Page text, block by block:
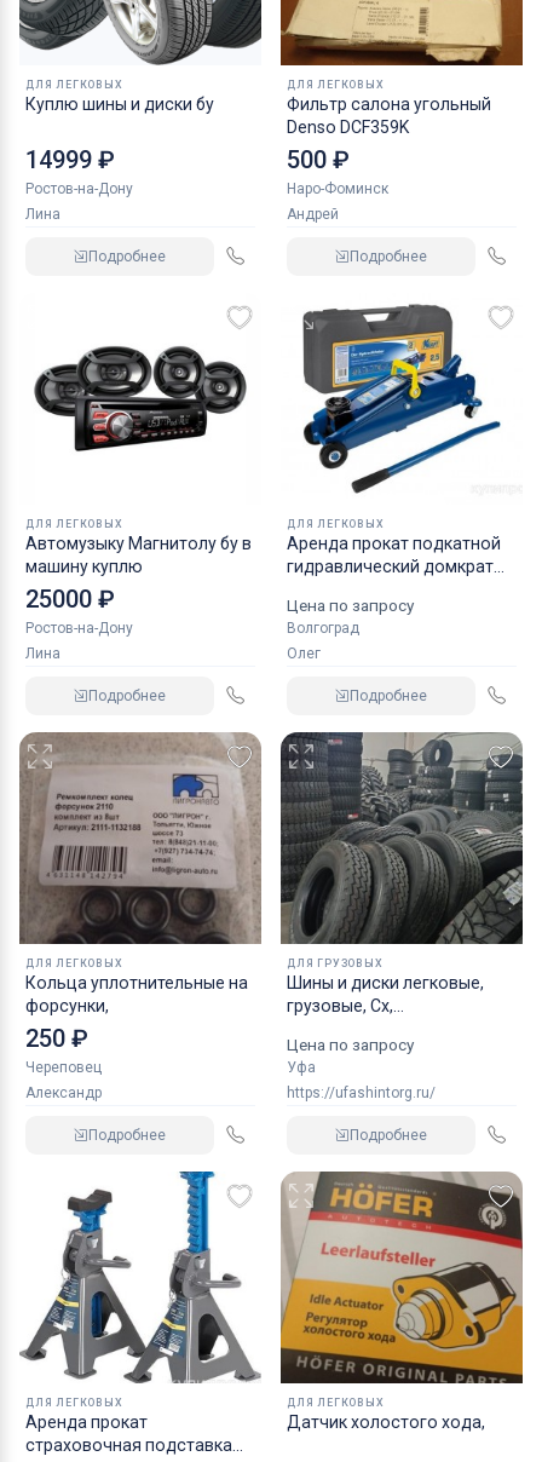
ДЛЯ ЛЕГКОВЫХ
Куплю шины и диски бу
14999 ₽
Ростов-на-Дону
Лина
Подробнее
ДЛЯ ЛЕГКОВЫХ
Фильтр салона угольный
Denso DCF359K
500 ₽
Наро-Фоминск
Андрей
Подробнее
ДЛЯ ЛЕГКОВЫХ
Автомузыку Магнитолу бу в
машину куплю
25000 ₽
Ростов-на-Дону
Лина
Подробнее
ДЛЯ ЛЕГКОВЫХ
Аренда прокат подкатной
гидравлический домкрат
Цена по запросу
Волгоград
Олег
Подробнее
ДЛЯ ЛЕГКОВЫХ
Кольца уплотнительные на
форсунки,
250 ₽
Череповец
Александр
Подробнее
ДЛЯ ГРУЗОВЫХ
Шины и диски легковые,
грузовые, Сх,
Цена по запросу
Уфа
https://ufashintorg.ru/
Подробнее
ДЛЯ ЛЕГКОВЫХ
Аренда прокат
страховочная подставка
ДЛЯ ЛЕГКОВЫХ
Датчик холостого хода,